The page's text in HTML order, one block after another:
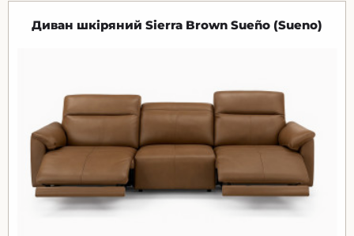
Диван шкіряний Sierra Brown Sueño (Sueno)